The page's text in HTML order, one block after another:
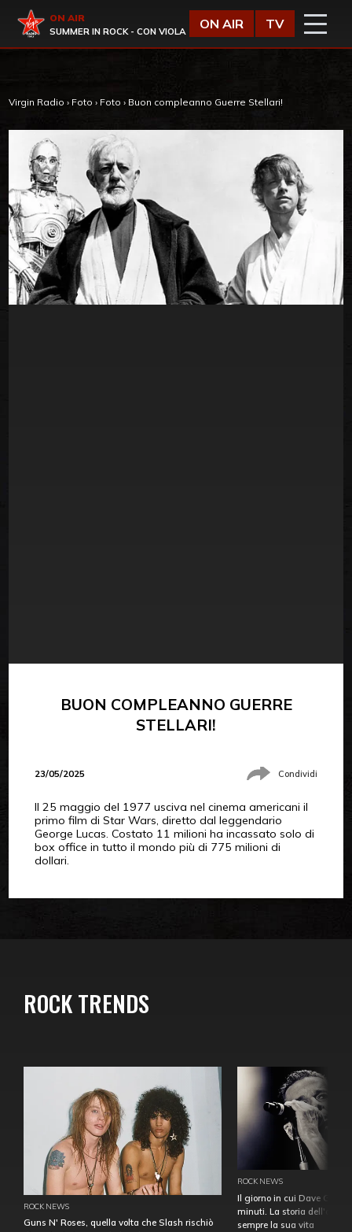
Virgin Radio
ON AIR
SUMMER IN ROCK - CON VIOLA
ON AIR TV
Virgin Radio › Foto › Foto › Buon compleanno Guerre Stellari!
BUON COMPLEANNO GUERRE
STELLARI!
23/05/2025 Condividi
Il 25 maggio del 1977 usciva nel cinema americani il
primo film di Star Wars, diretto dal leggendario
George Lucas. Costato 11 milioni ha incassato solo di
box office in tutto il mondo più di 775 milioni di
dollari.
ROCK TRENDS
ROCK NEWS
Guns N' Roses, quella volta che Slash rischiò
ROCK NEWS
Il giorno in cui Dave
minuti. La storia
sempre la sua vita